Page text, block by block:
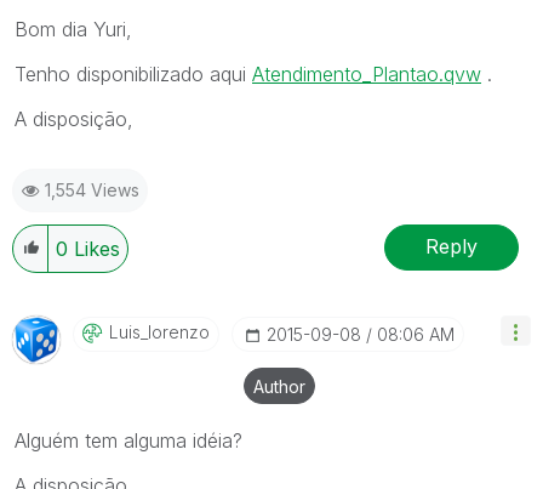
Bom dia Yuri,
Tenho disponibilizado aqui Atendimento_Plantao.qvw ‌ .
A disposição,
1,554 Views
0 Likes Reply
Luis_lorenzo ‎2015-09-08 08:06 AM
Author
Alguém tem alguma idéia?